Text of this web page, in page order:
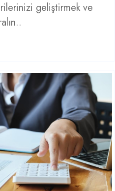
geliştirmek ve